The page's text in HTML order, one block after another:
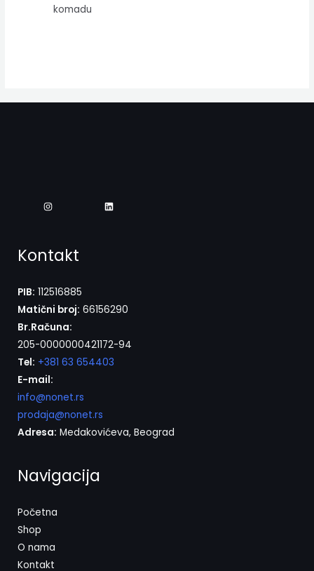
komadu
Kontakt
PIB: 112516885
Matični broj: 66156290
Br.Računa:
205-0000000421172-94
Tel: +381 63 654403
E-mail:
info@nonet.rs
prodaja@nonet.rs
Adresa: Medakovićeva, Beograd
Navigacija
Početna
Shop
O nama
Kontakt